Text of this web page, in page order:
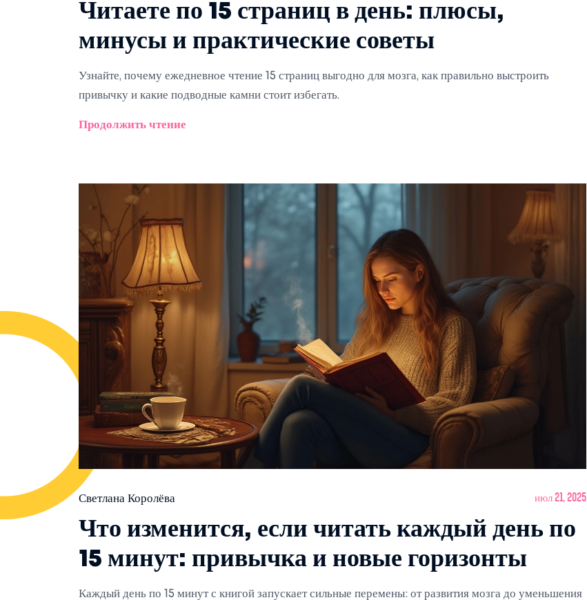
Читаете по 15 страниц в день: плюсы,
минусы и практические советы
Узнайте, почему ежедневное чтение 15 страниц выгодно для мозга, как правильно выстроить
привычку и какие подводные камни стоит избегать.
Продолжить чтение
Светлана Королёва июл 21, 2025
Что изменится, если читать каждый день по
15 минут: привычка и новые горизонты
Каждый день по 15 минут с книгой запускает сильные перемены: от развития мозга до уменьшения